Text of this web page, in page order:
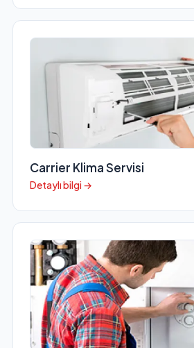
Carrier Klima Servisi
Detaylı bilgi →